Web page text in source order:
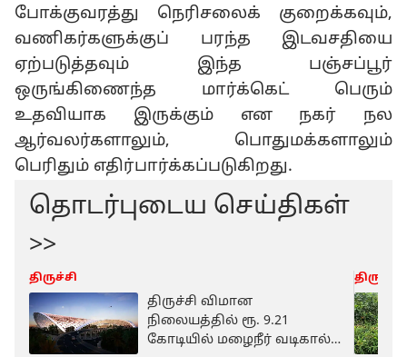
போக்குவரத்து நெரிசலைக் குறைக்கவும்,
வணிகர்களுக்குப் பரந்த இடவசதியை
ஏற்படுத்தவும் இந்த பஞ்சப்பூர்
ஒருங்கிணைந்த மார்க்கெட் பெரும்
உதவியாக இருக்கும் என நகர் நல
ஆர்வலர்களாலும், பொதுமக்களாலும்
பெரிதும் எதிர்பார்க்கப்படுகிறது.
தொடர்புடைய செய்திகள்
>>
திருச்சி
திருச்சி விமான
நிலையத்தில் ரூ. 9.21
கோடியில் மழைநீர் வடிகால்
திருச்சி